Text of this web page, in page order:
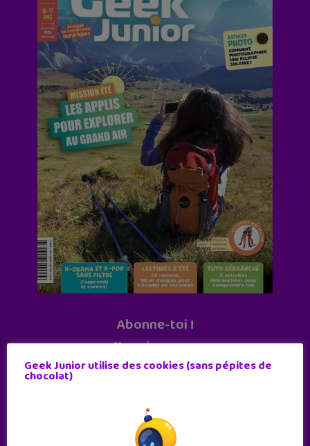
Abonne-toi !
11 numéros par an
Geek Junior utilise des cookies (sans pépites de
chocolat)